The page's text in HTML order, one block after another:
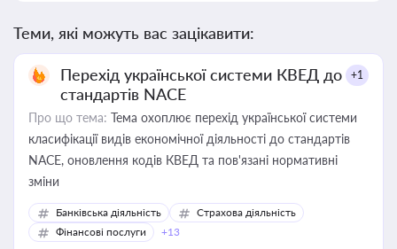
Теми, які можуть вас зацікавити:
Перехід української системи КВЕД до
стандартів NACE
+1
Про що тема: Тема охоплює перехід української системи
класифікації видів економічної діяльності до стандартів
NACE, оновлення кодів КВЕД та пов'язані нормативні
зміни
Банківська діяльність
Страхова діяльність
Фінансові послуги
+13